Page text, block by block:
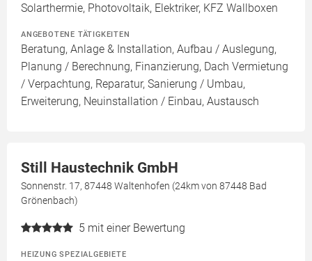
Solarthermie, Photovoltaik, Elektriker, KFZ Wallboxen
ANGEBOTENE TÄTIGKEITEN
Beratung, Anlage & Installation, Aufbau / Auslegung,
Planung / Berechnung, Finanzierung, Dach Vermietung
/ Verpachtung, Reparatur, Sanierung / Umbau,
Erweiterung, Neuinstallation / Einbau, Austausch
Still Haustechnik GmbH
Sonnenstr. 17, 87448 Waltenhofen (24km von 87448 Bad
Grönenbach)
5 mit einer Bewertung
HEIZUNG SPEZIALGEBIETE